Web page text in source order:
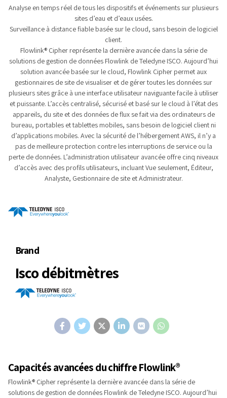
Analyse en temps réel de tous les dispositifs et événements sur plusieurs
sites d’eau et d’eaux usées.
Surveillance à distance fiable basée sur le cloud, sans besoin de logiciel
client.
Flowlink® Cipher représente la dernière avancée dans la série de
solutions de gestion de données Flowlink de Teledyne ISCO. Aujourd’hui
solution avancée basée sur le cloud, Flowlink Cipher permet aux
gestionnaires de site de visualiser et de gérer toutes les données sur
plusieurs sites grâce à une interface utilisateur naviguante facile à utiliser
et puissante. L’accès centralisé, sécurisé et basé sur le cloud à l’état des
appareils, du site et des données de flux se fait via des ordinateurs de
bureau, portables et tablettes mobiles, sans besoin de logiciel client ni
d’applications mobiles. Avec la sécurité de l’hébergement AWS, il n’y a
pas de meilleure protection contre les interruptions de service ou la
perte de données. L’administration utilisateur avancée offre cinq niveaux
d’accès avec des profils utilisateurs, incluant Vue seulement, Éditeur,
Analyste, Gestionnaire de site et Administrateur.
Brand
Isco débitmètres
Capacités avancées du chiffre Flowlink®
Flowlink® Cipher représente la dernière avancée dans la série de
solutions de gestion de données Flowlink de Teledyne ISCO. Aujourd’hui